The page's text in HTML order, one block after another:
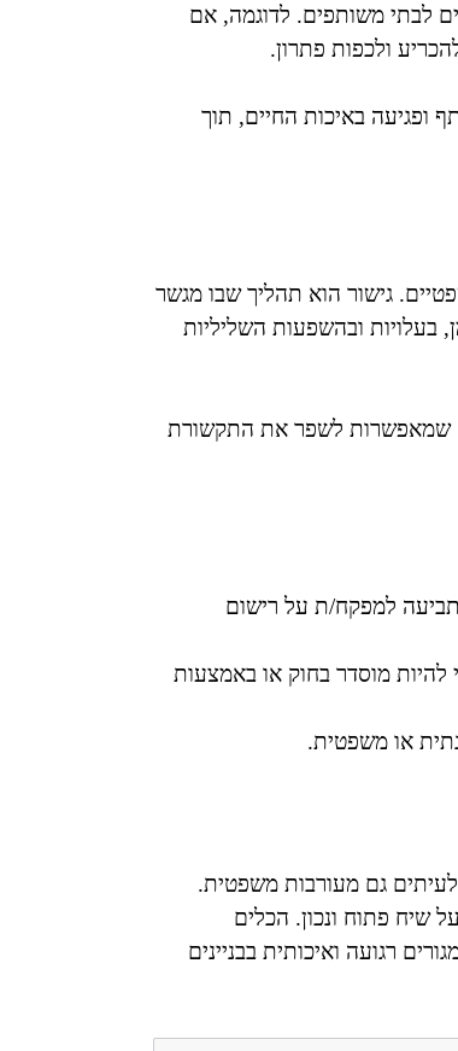
לבתי משותפים. לדוגמה, אם
ולכפות פתרון.
ופגיעה באיכות החיים, תוך
גישור הוא תהליך שבו מגשר
בעלויות ובהשפעות השליליות
שמאפשרות לשפר את התקשורת
למפקח/ת על רישום
מוסדר בחוק או באמצעות
או משפטית.
גם מעורבות משפטית.
שיח פתוח ונכון. הכלים
רגועה ואיכותית בבניינים